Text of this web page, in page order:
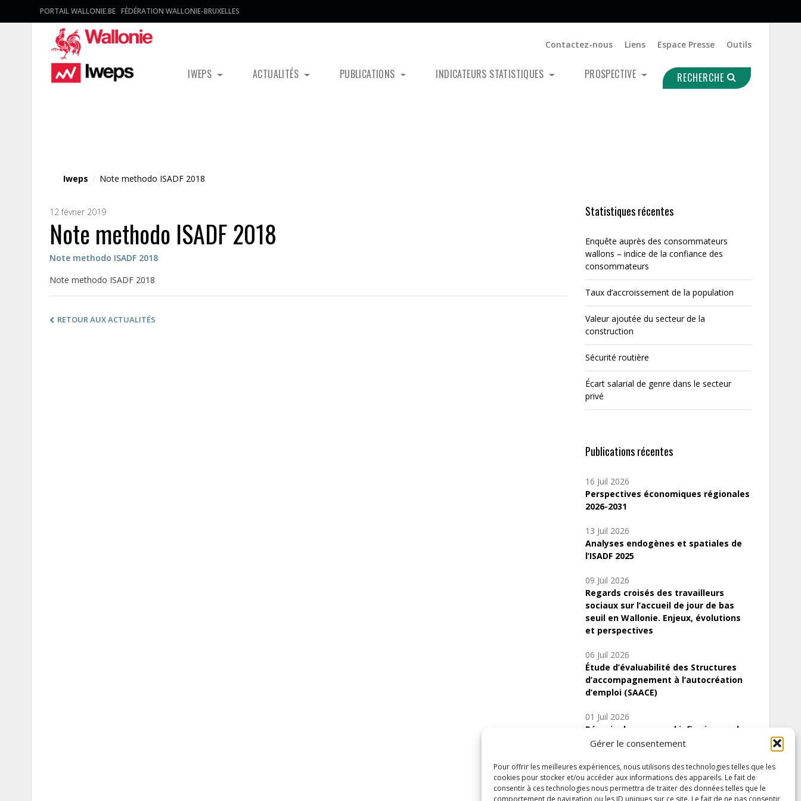
Gérer le consentement
Pour offrir les meilleures expériences, nous utilisons des technologies telles que les
cookies pour stocker et/ou accéder aux informations des appareils. Le fait de
consentir à ces technologies nous permettra de traiter des données telles que le
comportement de navigation ou les ID uniques sur ce site. Le fait de ne pas consentir
PORTAIL WALLONIE.BE FÉDÉRATION WALLONIE-BRUXELLES
Contactez-nous Liens Espace Presse Outils
IWEPS ACTUALITÉS PUBLICATIONS INDICATEURS STATISTIQUES PROSPECTIVE RECHERCHE
Iweps / Note methodo ISADF 2018
12 février 2019
Note methodo ISADF 2018
Note methodo ISADF 2018
Note methodo ISADF 2018
RETOUR AUX ACTUALITÉS
Statistiques récentes
Enquête auprès des consommateurs
wallons – indice de la confiance des
consommateurs
Taux d’accroissement de la population
Valeur ajoutée du secteur de la
construction
Sécurité routière
Écart salarial de genre dans le secteur
privé
Publications récentes
16 Juil 2026
Perspectives économiques régionales
2026-2031
13 Juil 2026
Analyses endogènes et spatiales de
l’ISADF 2025
09 Juil 2026
Regards croisés des travailleurs
sociaux sur l’accueil de jour de bas
seuil en Wallonie. Enjeux, évolutions
et perspectives
06 Juil 2026
Étude d’évaluabilité des Structures
d’accompagnement à l’autocréation
d’emploi (SAACE)
01 Juil 2026
Pénurie du personnel infirmier :quels
indicateurs d’offre de soins pour